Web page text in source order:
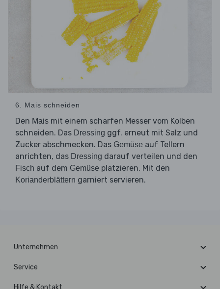
6. Mais schneiden
Den Mais mit einem scharfen Messer vom Kolben
schneiden. Das Dressing ggf. erneut mit Salz und
Zucker abschmecken. Das Gemüse auf Tellern
anrichten, das Dressing darauf verteilen und den
Fisch auf dem Gemüse platzieren. Mit den
Korianderblättern garniert servieren.
Unternehmen
Service